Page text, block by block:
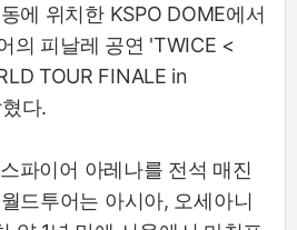
에 위치한 KSPO DOME에서
의 피날레 공연 'TWICE <
TOUR FINALE in
다.
파이어 아레나를 전석 매진
드투어는 아시아, 오세아니